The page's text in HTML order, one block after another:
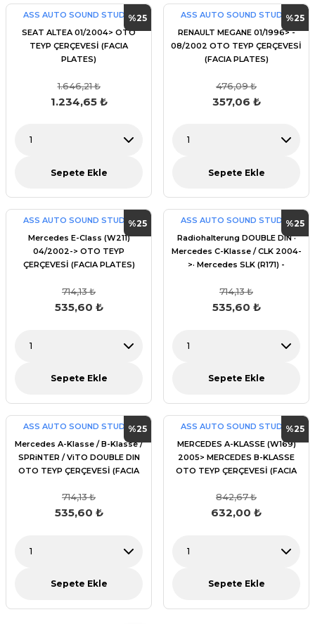
%25
ASS AUTO SOUND STUDİO
SEAT ALTEA 01/2004> OTO
TEYP ÇERÇEVESİ (FACIA
PLATES)
1.646,21 ₺
1.234,65 ₺
Sepete Ekle
%25
ASS AUTO SOUND STUDİO
RENAULT MEGANE 01/1996> -
08/2002 OTO TEYP ÇERÇEVESİ
(FACIA PLATES)
476,09 ₺
357,06 ₺
Sepete Ekle
%25
ASS AUTO SOUND STUDİO
Mercedes E-Class (W211)
04/2002-> OTO TEYP
ÇERÇEVESİ (FACIA PLATES)
714,13 ₺
535,60 ₺
Sepete Ekle
%25
ASS AUTO SOUND STUDİO
Radiohalterung DOUBLE DIN ·
Mercedes C-Klasse / CLK 2004-
>· Mercedes SLK (R171) -
(FACIA PLATES)
714,13 ₺
535,60 ₺
Sepete Ekle
%25
ASS AUTO SOUND STUDİO
Mercedes A-Klasse / B-Klasse /
SPRiNTER / ViTO DOUBLE DIN
OTO TEYP ÇERÇEVESİ (FACIA
714,13 ₺
535,60 ₺
Sepete Ekle
%25
ASS AUTO SOUND STUDİO
MERCEDES A-KLASSE (W169)
2005> MERCEDES B-KLASSE
OTO TEYP ÇERÇEVESİ (FACIA
842,67 ₺
632,00 ₺
Sepete Ekle